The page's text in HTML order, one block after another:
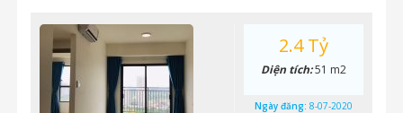
2.4 Tỷ
Diện tích:51 m2
Ngày đăng: 8-07-2020